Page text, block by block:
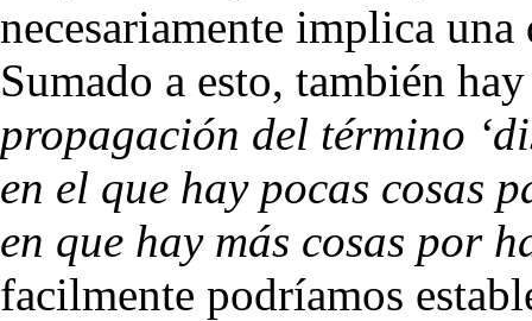
necesariamente implica
Sumado a esto, también
propagación del término
en el que hay pocas cosas
en que hay más cosas por
facilmente podríamos